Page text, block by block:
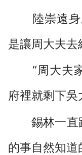
陸崇遠身
是讓周大夫去
“周大夫家
府裡就剩下吳
錫林一直
的事自然知道